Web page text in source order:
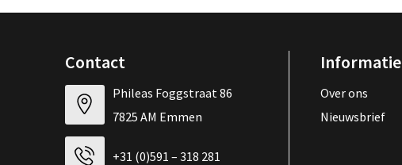
Contact
Phileas Foggstraat 86
7825 AM Emmen
+31 (0)591 – 318 281
Informatie
Over ons
Nieuwsbrief